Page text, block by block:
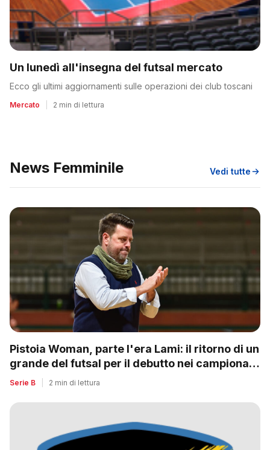
Un lunedì all'insegna del futsal mercato
Ecco gli ultimi aggiornamenti sulle operazioni dei club toscani
Mercato 2 min di lettura
News Femminile Vedi tutte
Pistoia Woman, parte l'era Lami: il ritorno di un
grande del futsal per il debutto nei campionati
nazionali
Serie B 2 min di lettura